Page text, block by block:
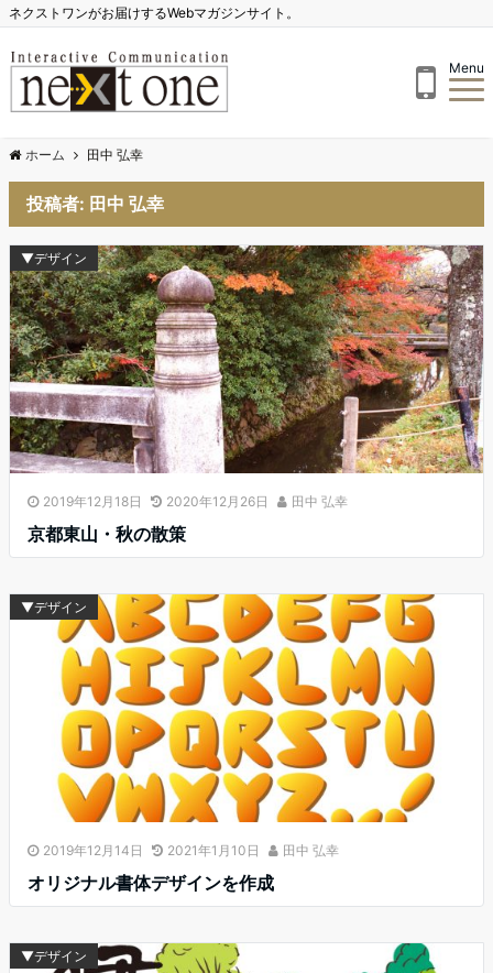
ネクストワンがお届けするWebマガジンサイト。
Menu
ホーム 田中 弘幸
投稿者: 田中 弘幸
▼デザイン
2019年12月18日 2020年12月26日 田中 弘幸
京都東山・秋の散策
▼デザイン
2019年12月14日 2021年1月10日 田中 弘幸
オリジナル書体デザインを作成
▼デザイン